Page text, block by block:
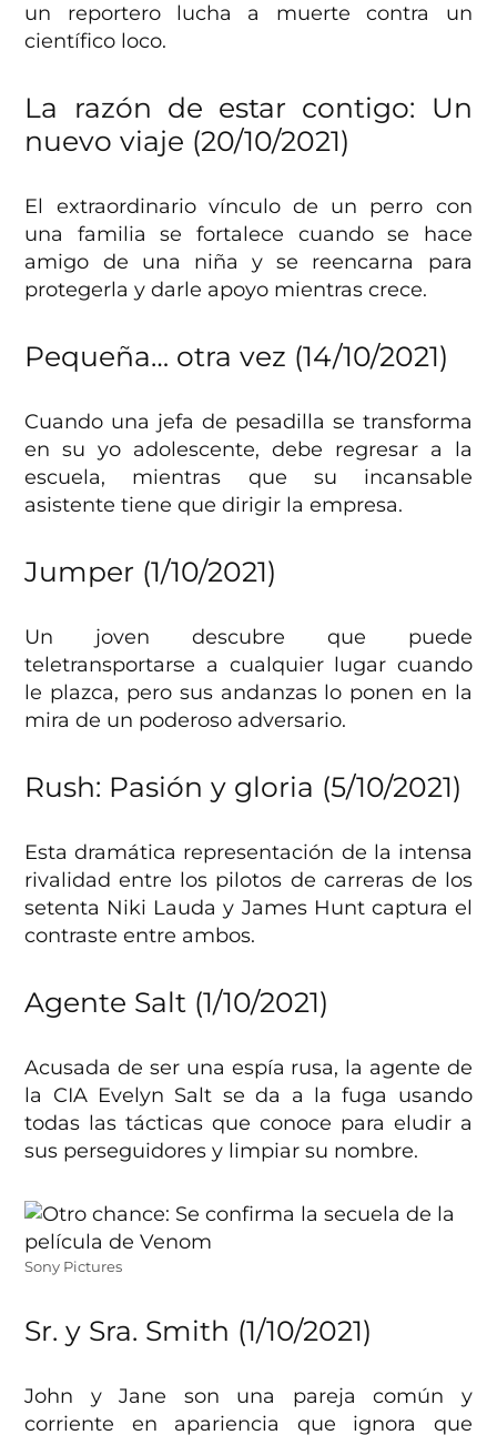
un reportero lucha a muerte contra un
científico loco.
La razón de estar contigo: Un
nuevo viaje (20/10/2021)
El extraordinario vínculo de un perro con
una familia se fortalece cuando se hace
amigo de una niña y se reencarna para
protegerla y darle apoyo mientras crece.
Pequeña… otra vez (14/10/2021)
Cuando una jefa de pesadilla se transforma
en su yo adolescente, debe regresar a la
escuela, mientras que su incansable
asistente tiene que dirigir la empresa.
Jumper (1/10/2021)
Un joven descubre que puede
teletransportarse a cualquier lugar cuando
le plazca, pero sus andanzas lo ponen en la
mira de un poderoso adversario.
Rush: Pasión y gloria (5/10/2021)
Esta dramática representación de la intensa
rivalidad entre los pilotos de carreras de los
setenta Niki Lauda y James Hunt captura el
contraste entre ambos.
Agente Salt (1/10/2021)
Acusada de ser una espía rusa, la agente de
la CIA Evelyn Salt se da a la fuga usando
todas las tácticas que conoce para eludir a
sus perseguidores y limpiar su nombre.
Sony Pictures
Sr. y Sra. Smith (1/10/2021)
John y Jane son una pareja común y
corriente en apariencia que ignora que